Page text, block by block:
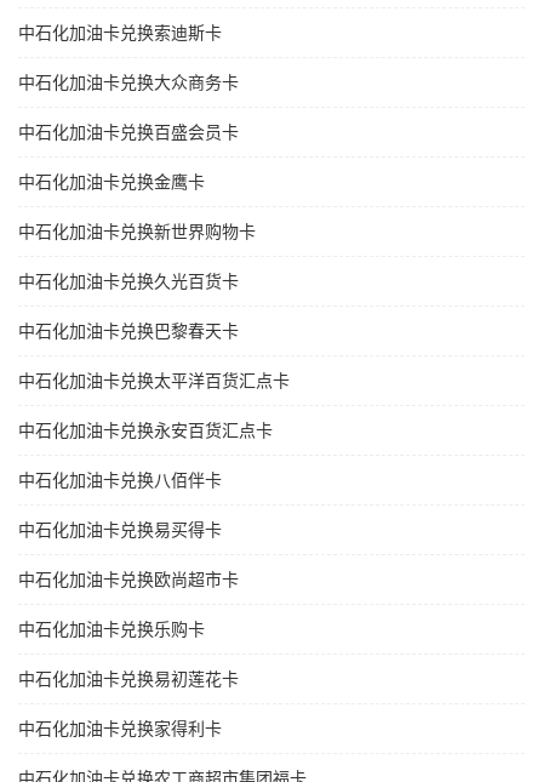
中石化加油卡兑换索迪斯卡
中石化加油卡兑换大众商务卡
中石化加油卡兑换百盛会员卡
中石化加油卡兑换金鹰卡
中石化加油卡兑换新世界购物卡
中石化加油卡兑换久光百货卡
中石化加油卡兑换巴黎春天卡
中石化加油卡兑换太平洋百货汇点卡
中石化加油卡兑换永安百货汇点卡
中石化加油卡兑换八佰伴卡
中石化加油卡兑换易买得卡
中石化加油卡兑换欧尚超市卡
中石化加油卡兑换乐购卡
中石化加油卡兑换易初莲花卡
中石化加油卡兑换家得利卡